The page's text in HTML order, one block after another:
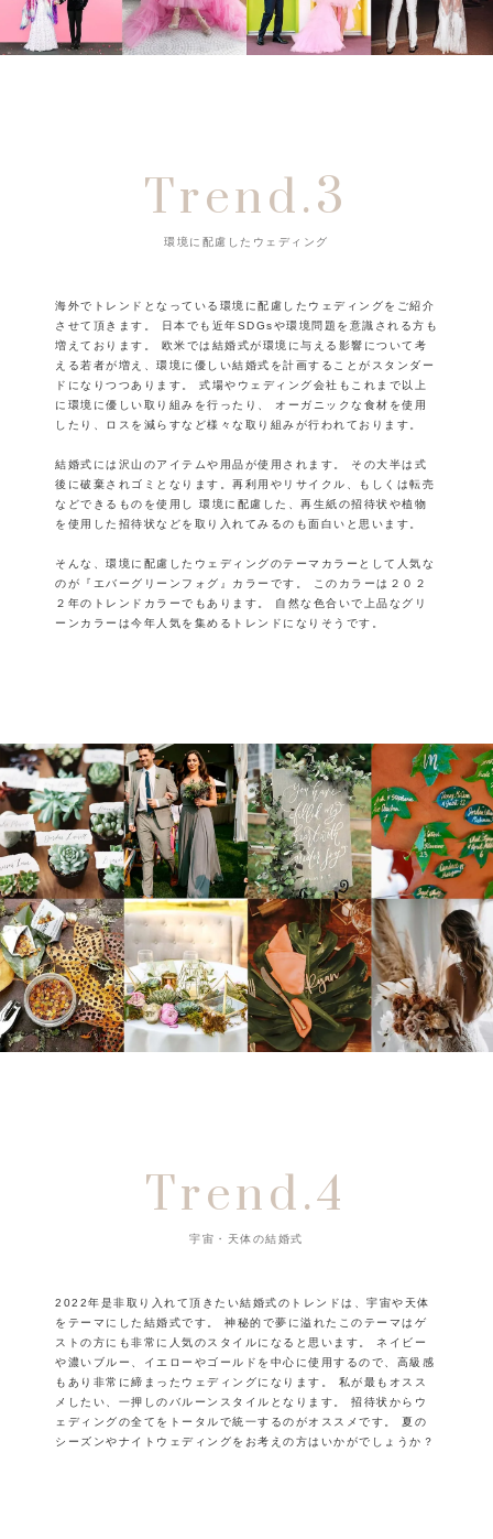
Trend.3
環境に配慮したウェディング
海外でトレンドとなっている環境に配慮したウェディングをご紹介
させて頂きます。
日本でも近年SDGsや環境問題を意識される方も
増えております。
欧米では結婚式が環境に与える影響について考
える若者が増え、環境に優しい結婚式を計画することがスタンダー
ドになりつつあります。
式場やウェディング会社もこれまで以上
に環境に優しい取り組みを行ったり、
オーガニックな食材を使用
したり、ロスを減らすなど様々な取り組みが行われております。
結婚式には沢山のアイテムや用品が使用されます。
その大半は式
後に破棄されゴミとなります。再利用やリサイクル、もしくは転売
などできるものを使用し
環境に配慮した、再生紙の招待状や植物
を使用した招待状などを取り入れてみるのも面白いと思います。
そんな、環境に配慮したウェディングのテーマカラーとして人気な
のが『エバーグリーンフォグ』カラーです。
このカラーは２０２
２年のトレンドカラーでもあります。
自然な色合いで上品なグリ
ーンカラーは今年人気を集めるトレンドになりそうです。
Trend.4
宇宙・天体の結婚式
2022年是非取り入れて頂きたい結婚式のトレンドは、宇宙や天体
をテーマにした結婚式です。
神秘的で夢に溢れたこのテーマはゲ
ストの方にも非常に人気のスタイルになると思います。
ネイビー
や濃いブルー、イエローやゴールドを中心に使用するので、高級感
もあり非常に締まったウェディングになります。
私が最もオスス
メしたい、一押しのバルーンスタイルとなります。
招待状からウ
ェディングの全てをトータルで統一するのがオススメです。
夏の
シーズンやナイトウェディングをお考えの方はいかがでしょうか？